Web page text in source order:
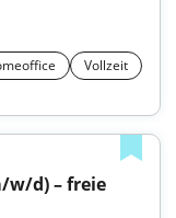
Vollzeit
w/d) – freie